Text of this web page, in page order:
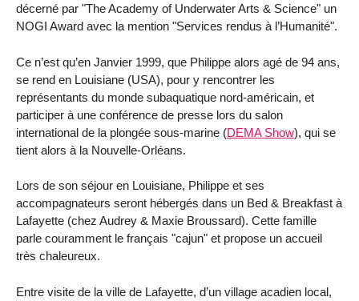
décerné par "The Academy of Underwater Arts & Science" un
NOGI Award avec la mention "Services rendus à l’Humanité".
Ce n’est qu’en Janvier 1999, que Philippe alors agé de 94 ans,
se rend en Louisiane (USA), pour y rencontrer les
représentants du monde subaquatique nord-américain, et
participer à une conférence de presse lors du salon
international de la plongée sous-marine (DEMA Show), qui se
tient alors à la Nouvelle-Orléans.
Lors de son séjour en Louisiane, Philippe et ses
accompagnateurs seront hébergés dans un Bed & Breakfast à
Lafayette (chez Audrey & Maxie Broussard). Cette famille
parle couramment le français "cajun" et propose un accueil
très chaleureux.
Entre visite de la ville de Lafayette, d’un village acadien local,